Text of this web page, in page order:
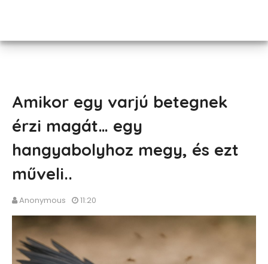
Amikor egy varjú betegnek
érzi magát… egy
hangyabolyhoz megy, és ezt
műveli..
Anonymous 11:20